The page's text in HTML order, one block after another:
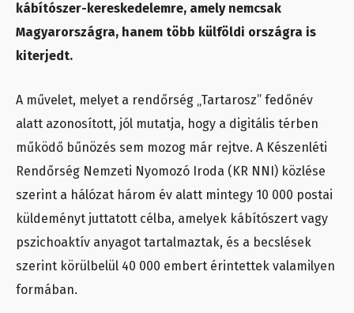
kábítószer-kereskedelemre, amely nemcsak
Magyarországra, hanem több külföldi országra is
kiterjedt.
A művelet, melyet a rendőrség „Tartarosz” fedőnév
alatt azonosított, jól mutatja, hogy a digitális térben
működő bűnözés sem mozog már rejtve. A Készenléti
Rendőrség Nemzeti Nyomozó Iroda (KR NNI) közlése
szerint a hálózat három év alatt mintegy 10 000 postai
küldeményt juttatott célba, amelyek kábítószert vagy
pszichoaktív anyagot tartalmaztak, és a becslések
szerint körülbelül 40 000 embert érintettek valamilyen
formában.